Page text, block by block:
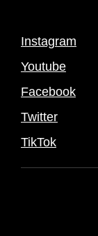
Instagram
Youtube
Facebook
Twitter
TikTok